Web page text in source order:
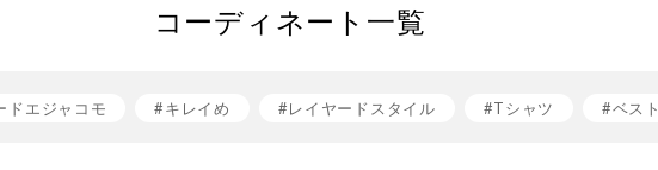
コーディネート一覧
ドエジャコモ #キレイめ #レイヤードスタイル #Tシャツ
#ベスト